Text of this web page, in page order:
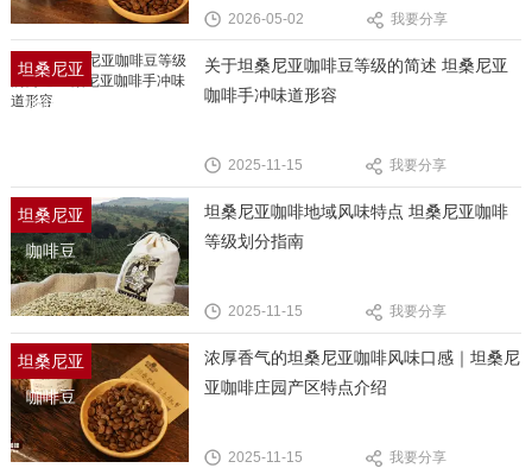
2026-05-02 我要分享
坦桑尼亚
咖啡豆
关于坦桑尼亚咖啡豆等级的简述 坦桑尼亚
咖啡手冲味道形容
2025-11-15 我要分享
坦桑尼亚
咖啡豆
坦桑尼亚咖啡地域风味特点 坦桑尼亚咖啡
等级划分指南
2025-11-15 我要分享
坦桑尼亚
咖啡豆
浓厚香气的坦桑尼亚咖啡风味口感｜坦桑尼
亚咖啡庄园产区特点介绍
2025-11-15 我要分享